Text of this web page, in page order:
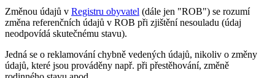
Změnou údajů v Registru obyvatel (dále jen "ROB") se rozumí
změna referenčních údajů v ROB při zjištění nesouladu (údaj
neodpovídá skutečnému stavu).
Jedná se o reklamování chybně vedených údajů, nikoliv o změny
údajů, které jsou prováděny např. při přestěhování, změně